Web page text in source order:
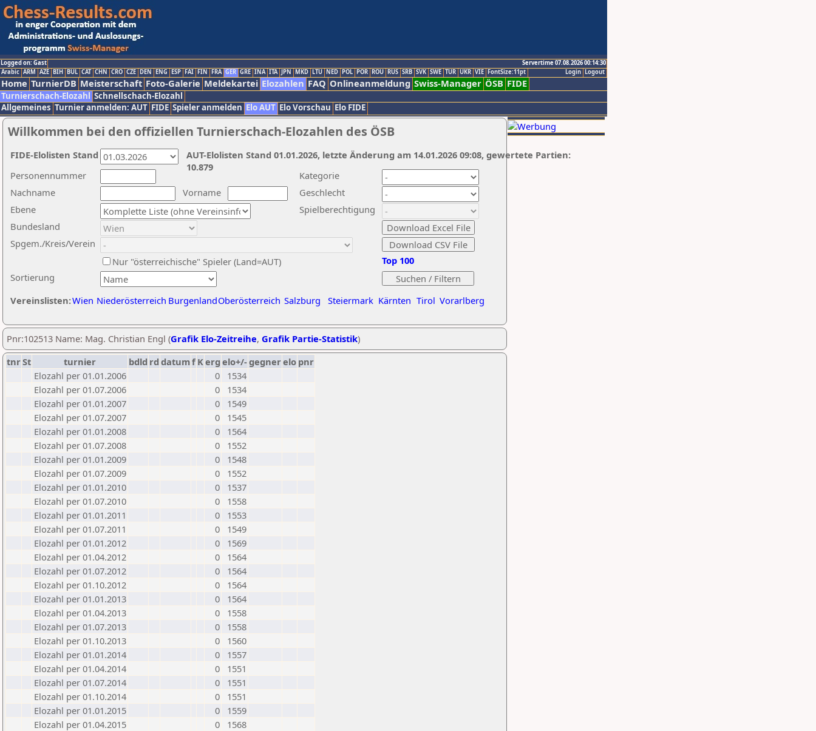
Logged on: Gast
Servertime 07.08.2026 00:14:30
Logout
Login
Arabic ARM AZE BIH BUL CAT CHN CRO CZE DEN ENG ESP FAI FIN FRA GER GRE INA ITA JPN MKD LTU NED POL POR ROU RUS SRB SVK SWE TUR UKR VIE FontSize:11pt
Home TurnierDB Meisterschaft Foto-Galerie Meldekartei Elozahlen FAQ Onlineanmeldung Swiss-Manager ÖSB FIDE
Turnierschach-Elozahl Schnellschach-Elozahl
Allgemeines Turnier anmelden: AUT FIDE Spieler anmelden Elo AUT Elo Vorschau Elo FIDE
Willkommen bei den offiziellen Turnierschach-Elozahlen des ÖSB
Nachname
Vorname
Ebene
Kategorie
Sortierung
Personennummer
Bundesland
Spgem./Kreis/Verein
Geschlecht
Nur "österreichische" Spieler (Land=AUT)
Spielberechtigung
Vereinslisten:Wien Niederösterreich BurgenlandOberösterreich Salzburg Steiermark Kärnten Tirol Vorarlberg
Top 100
AUT-Elolisten Stand 01.01.2026, letzte Änderung am 14.01.2026 09:08, gewertete Partien:
10.879
FIDE-Elolisten Stand
Pnr:102513 Name: Mag. Christian Engl (Grafik Elo-Zeitreihe, Grafik Partie-Statistik)
tnrSt turnier bdld rd datumf Kerg elo+/-gegnerelo pnr
Elozahl per 01.01.2006
0
1534
Elozahl per 01.07.2006
0
1534
Elozahl per 01.01.2007
0
1549
Elozahl per 01.07.2007
0
1545
Elozahl per 01.01.2008
0
1564
Elozahl per 01.07.2008
0
1552
Elozahl per 01.01.2009
0
1548
Elozahl per 01.07.2009
0
1552
Elozahl per 01.01.2010
0
1537
Elozahl per 01.07.2010
0
1558
Elozahl per 01.01.2011
0
1553
Elozahl per 01.07.2011
0
1549
Elozahl per 01.01.2012
0
1569
Elozahl per 01.04.2012
0
1564
Elozahl per 01.07.2012
0
1564
Elozahl per 01.10.2012
0
1564
Elozahl per 01.01.2013
0
1564
Elozahl per 01.04.2013
0
1558
Elozahl per 01.07.2013
0
1558
Elozahl per 01.10.2013
0
1560
Elozahl per 01.01.2014
0
1557
Elozahl per 01.04.2014
0
1551
Elozahl per 01.07.2014
0
1551
Elozahl per 01.10.2014
0
1551
Elozahl per 01.01.2015
0
1559
Elozahl per 01.04.2015
0
1568